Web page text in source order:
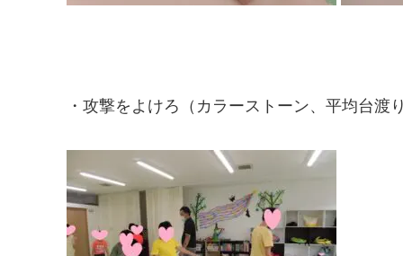
・攻撃をよけろ（カラーストーン、平均台渡